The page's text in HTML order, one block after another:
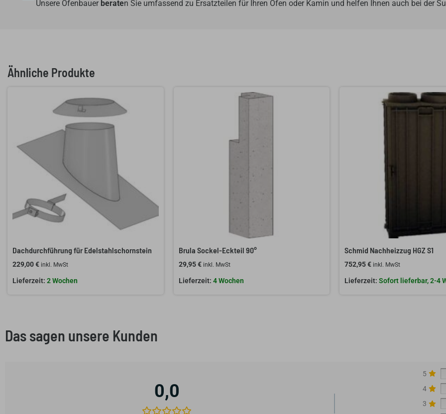
Unsere Ofenbauer beraten Sie umfassend zu Ersatzteilen für Ihren Ofen oder Kamin und helfen Ihnen auch bei der
Ähnliche Produkte
Dachdurchführung für Edelstahlschornstein
229,00€ inkl. MwSt
2 Wochen
Brula Sockel-Eckteil 90°
29,95€ inkl. MwSt
4 Wochen
Schmid Nachheizzug HGZ S1
752,95€ inkl. MwSt
Sofort lieferbar, 2-4
Das sagen unsere Kunden
0,0
5
4
3